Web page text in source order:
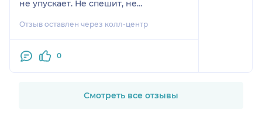
Однозначно благодарю
не упускает. Не спешит, не
действительно работает столько,
даёт подробно, спокойно, с заботой.
Отзыв оставлен через колл-центр
0
Смотреть все отзывы